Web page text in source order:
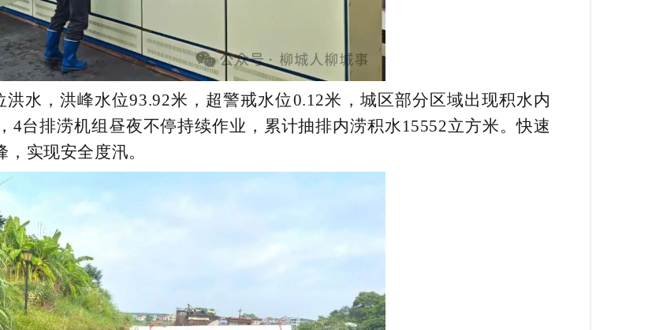
水，洪峰水位93.92米，超警戒水位0.12米，城区部分区域出现积水内
4台排涝机组昼夜不停持续作业，累计抽排内涝积水15552立方米。快速
实现安全度汛。